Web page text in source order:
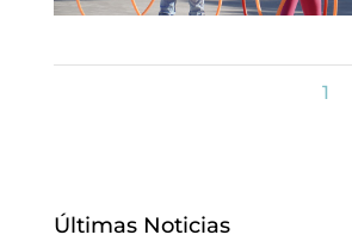
1
Últimas Noticias